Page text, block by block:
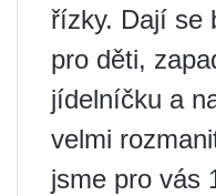
řízky. Dají se
pro děti,
jídelníčku a
velmi
jsme pro vás